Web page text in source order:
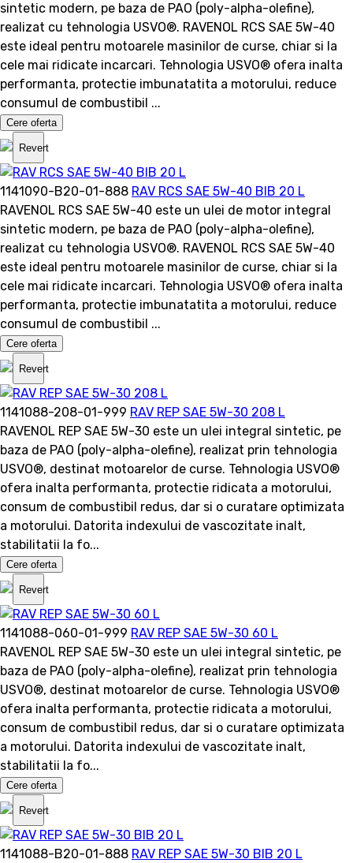
sintetic modern, pe baza de PAO (poly-alpha-olefine),
realizat cu tehnologia USVO®. RAVENOL RCS SAE 5W-40
este ideal pentru motoarele masinilor de curse, chiar si la
cele mai ridicate incarcari. Tehnologia USVO® ofera inalta
performanta, protectie imbunatatita a motorului, reduce
consumul de combustibil ...
Cere oferta
Revert
1141090-B20-01-888 RAV RCS SAE 5W-40 BIB 20 L
RAVENOL RCS SAE 5W-40 este un ulei de motor integral
sintetic modern, pe baza de PAO (poly-alpha-olefine),
realizat cu tehnologia USVO®. RAVENOL RCS SAE 5W-40
este ideal pentru motoarele masinilor de curse, chiar si la
cele mai ridicate incarcari. Tehnologia USVO® ofera inalta
performanta, protectie imbunatatita a motorului, reduce
consumul de combustibil ...
Cere oferta
Revert
1141088-208-01-999 RAV REP SAE 5W-30 208 L
RAVENOL REP SAE 5W-30 este un ulei integral sintetic, pe
baza de PAO (poly-alpha-olefine), realizat prin tehnologia
USVO®, destinat motoarelor de curse. Tehnologia USVO®
ofera inalta performanta, protectie ridicata a motorului,
consum de combustibil redus, dar si o curatare optimizata
a motorului. Datorita indexului de vascozitate inalt,
stabilitatii la fo...
Cere oferta
Revert
1141088-060-01-999 RAV REP SAE 5W-30 60 L
RAVENOL REP SAE 5W-30 este un ulei integral sintetic, pe
baza de PAO (poly-alpha-olefine), realizat prin tehnologia
USVO®, destinat motoarelor de curse. Tehnologia USVO®
ofera inalta performanta, protectie ridicata a motorului,
consum de combustibil redus, dar si o curatare optimizata
a motorului. Datorita indexului de vascozitate inalt,
stabilitatii la fo...
Cere oferta
Revert
1141088-B20-01-888 RAV REP SAE 5W-30 BIB 20 L